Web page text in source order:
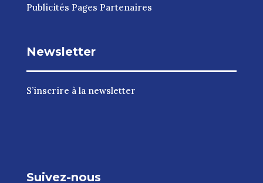
Publicités Pages Partenaires
Newsletter
S’inscrire à la newsletter
Suivez-nous